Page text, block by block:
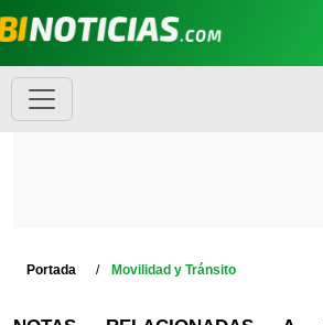
Portada Movilidad y Tránsito